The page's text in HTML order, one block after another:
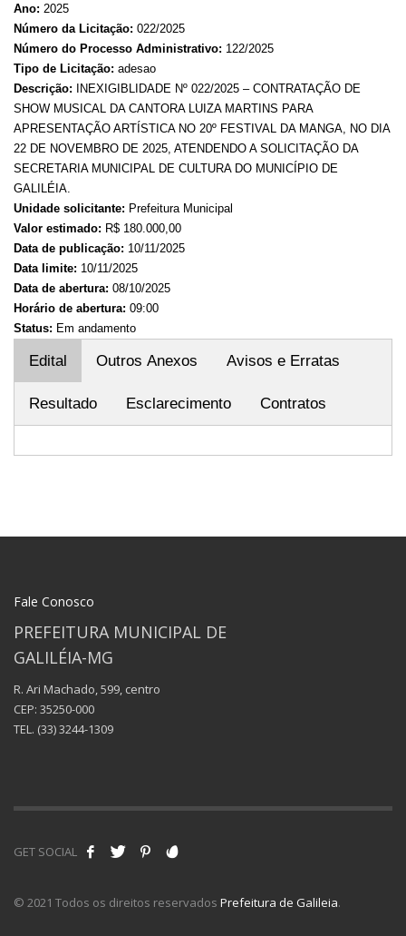
Ano: 2025
Número da Licitação: 022/2025
Número do Processo Administrativo: 122/2025
Tipo de Licitação: adesao
Descrição: INEXIGIBLIDADE Nº 022/2025 – CONTRATAÇÃO DE
SHOW MUSICAL DA CANTORA LUIZA MARTINS PARA
APRESENTAÇÃO ARTÍSTICA NO 20º FESTIVAL DA MANGA, NO DIA
22 DE NOVEMBRO DE 2025, ATENDENDO A SOLICITAÇÃO DA
SECRETARIA MUNICIPAL DE CULTURA DO MUNICÍPIO DE
GALILÉIA.
Unidade solicitante: Prefeitura Municipal
Valor estimado: R$ 180.000,00
Data de publicação: 10/11/2025
Data limite: 10/11/2025
Data de abertura: 08/10/2025
Horário de abertura: 09:00
Status: Em andamento
Edital Outros Anexos Avisos e Erratas
Resultado Esclarecimento Contratos
Fale Conosco
PREFEITURA MUNICIPAL DE
GALILÉIA-MG
R. Ari Machado, 599, centro
CEP: 35250-000
TEL. (33) 3244-1309
GET SOCIAL
© 2021 Todos os direitos reservados Prefeitura de Galileia.